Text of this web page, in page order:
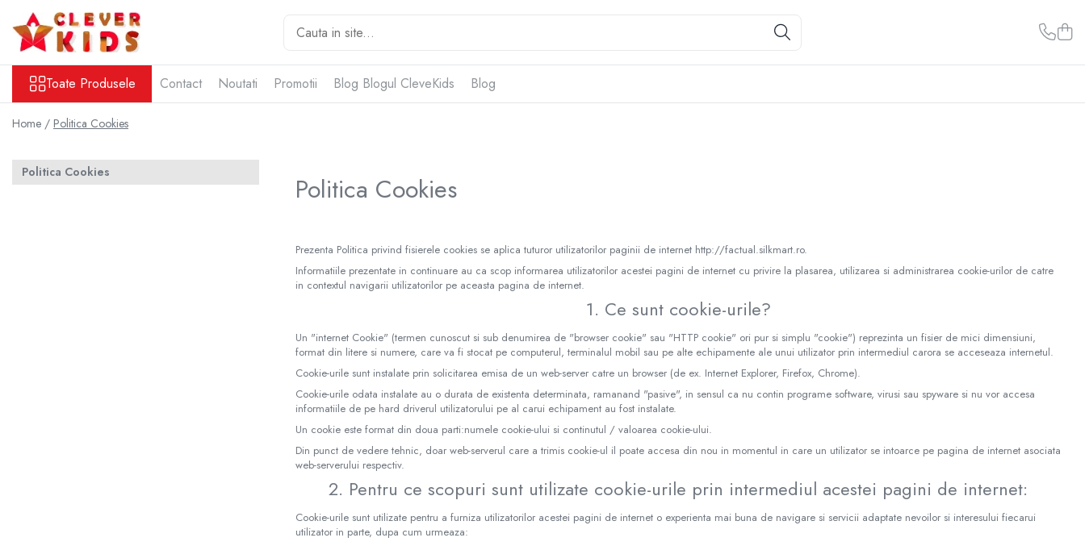
Toate Produsele
Copii
Alimentatie
Termosuri pentru alimente
Sticla Aluminiu
Toate Produsele Contact Noutati Promotii Blog Blogul CleveKids Blog
Home / Politica Cookies
Politica Cookies
Prezenta Politica privind fisierele cookies se aplica tuturor utilizatorilor paginii de internet http://factual.silkmart.ro.
Informatiile prezentate in continuare au ca scop informarea utilizatorilor acestei pagini de internet cu privire la plasarea, utilizarea si administrarea cookie-urilor de catre
in contextul navigarii utilizatorilor pe aceasta pagina de internet.
1. Ce sunt cookie-urile?
Un "internet Cookie" (termen cunoscut si sub denumirea de "browser cookie" sau "HTTP cookie" ori pur si simplu "cookie") reprezinta un fisier de mici dimensiuni,
format din litere si numere, care va fi stocat pe computerul, terminalul mobil sau pe alte echipamente ale unui utilizator prin intermediul carora se acceseaza internetul.
Cookie-urile sunt instalate prin solicitarea emisa de un web-server catre un browser (de ex. Internet Explorer, Firefox, Chrome).
Cookie-urile odata instalate au o durata de existenta determinata, ramanand "pasive", in sensul ca nu contin programe software, virusi sau spyware si nu vor accesa
informatiile de pe hard driverul utilizatorului pe al carui echipament au fost instalate.
Un cookie este format din doua parti:numele cookie-ului si continutul / valoarea cookie-ului.
Din punct de vedere tehnic, doar web-serverul care a trimis cookie-ul il poate accesa din nou in momentul in care un utilizator se intoarce pe pagina de internet asociata
web-serverului respectiv.
2. Pentru ce scopuri sunt utilizate cookie-urile prin intermediul acestei pagini de internet:
Cookie-urile sunt utilizate pentru a furniza utilizatorilor acestei pagini de internet o experienta mai buna de navigare si servicii adaptate nevoilor si interesului fiecarui
utilizator in parte, dupa cum urmeaza:
Politica Cookies